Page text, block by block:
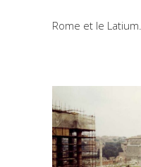
Rome et le Latium